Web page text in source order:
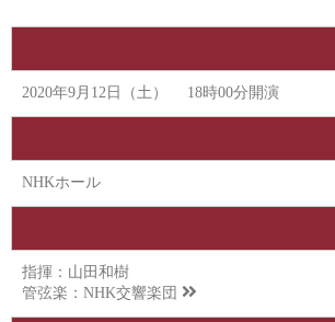
2020年9月12日（土） 18時00分開演
NHKホール
指揮：山田和樹
管弦楽： NHK交響楽団